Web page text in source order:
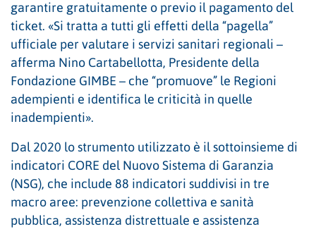
garantire gratuitamente o previo il pagamento del
ticket. «Si tratta a tutti gli effetti della “pagella”
ufficiale per valutare i servizi sanitari regionali –
afferma Nino Cartabellotta, Presidente della
Fondazione GIMBE – che “promuove” le Regioni
adempienti e identifica le criticità in quelle
inadempienti».
Dal 2020 lo strumento utilizzato è il sottoinsieme di
indicatori CORE del Nuovo Sistema di Garanzia
(NSG), che include 88 indicatori suddivisi in tre
macro aree: prevenzione collettiva e sanità
pubblica, assistenza distrettuale e assistenza